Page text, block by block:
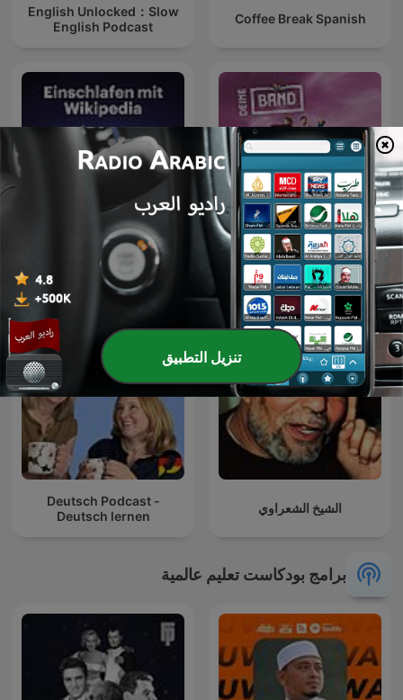
Coffee Break Spanish
English Unlocked：Slow
English Podcast
دورة الألمانية DEINE BAND مع
الفرقة الموسيقية
ok.danke.tschüss | مقاطع
صوت | تعلم
Einschlafen mit Wikipedia
الشيخ الشعراوي
Deutsch Podcast -
Deutsch lernen
برامج بودكاست تعليم عالمية
تنزيل التطبيق